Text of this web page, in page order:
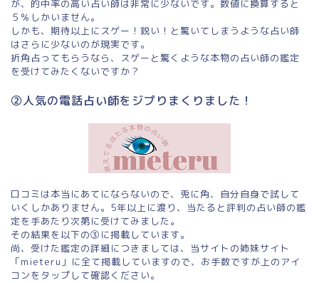
が、的中率の高い占い師は非常に少ないです。数値に換算すると
５％しかいません。
しかも、期待以上にスゲー！鋭い！と驚いてしまうような占い師
はさらに少ないのが現実です。
折角占ってもらうなら、スゲーと驚くような本物の占い師の鑑定
を受けてみたくないですか？
②人気の電話占い師をジプりまくりました！
口コミは本当にあてにならないので、兎に角、自分自身で試して
いくしかありません。5年以上に渡り、当たると評判の占い師の鑑
定を手あたり次第に受けてみました。
その結果を以下の③に掲載しています。
尚、受けた鑑定の詳細につきましては、当サイトの姉妹サイト
「mieteru」に全て掲載していますので、お手数ですが上のアイ
コンをタップして確認ください。